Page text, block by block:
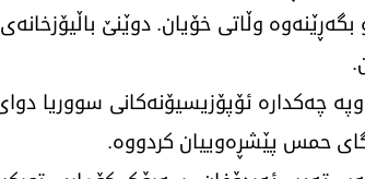
وڵاتی خۆیان. دوێنێ
چەکدارە ئۆپۆزیسیۆنەکانی سووریا
حمس پێشڕەوییان کردووە.